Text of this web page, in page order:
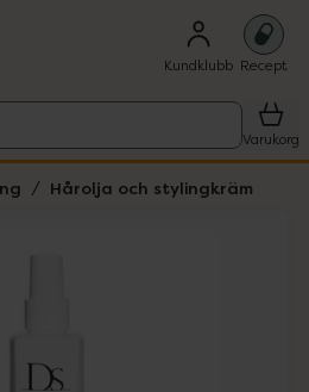
Kundklubb Recept
Varukorg
Hårolja och stylingkräm